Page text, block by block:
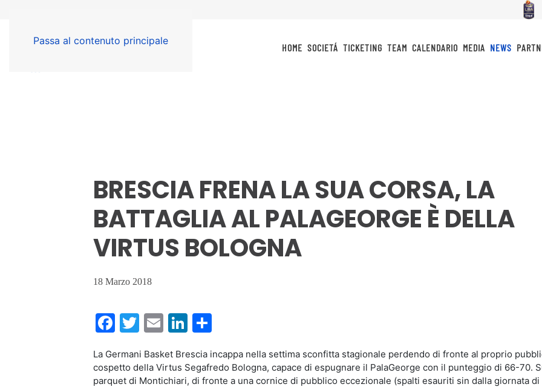
Passa al contenuto principale
HOME SOCIETÁ TICKETING TEAM CALENDARIO MEDIA NEWS
BRESCIA FRENA LA SUA CORSA, LA
BATTAGLIA AL PALAGEORGE È DELLA
VIRTUS BOLOGNA
18 Marzo 2018
Facebook
Twitter
EmailLinkedIn
La Germani Basket Brescia incappa nella settima sconfitta stagionale perdendo di fronte al proprio
cospetto della Virtus Segafredo Bologna, capace di espugnare il PalaGeorge con il punteggio di 66-70.
parquet di Montichiari, di fronte a una cornice di pubblico eccezionale (spalti esauriti sin dalla giornata di